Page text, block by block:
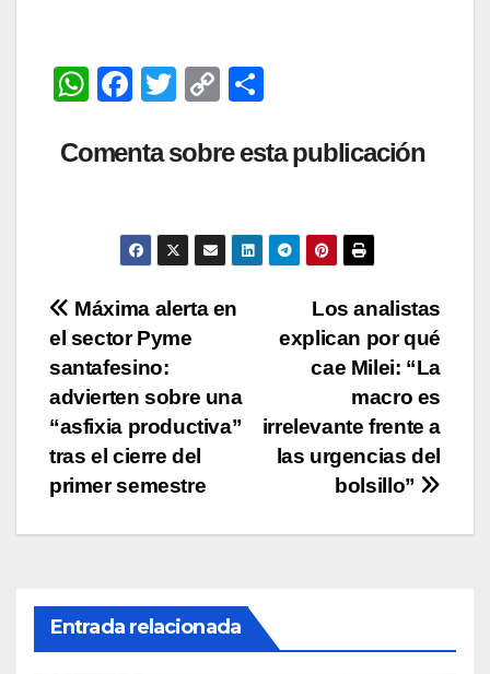
W
at
p
F
c
b
o
k
T
tt
C
p
Li
n
m
ar
tir
Comenta sobre esta publicación
Navegación
de
entradas
Los analistas
explican por qué
cae Milei: “La
macro es
irrelevante frente a
las urgencias del
bolsillo”
Máxima alerta en
el sector Pyme
santafesino:
advierten sobre una
“asfixia productiva”
tras el cierre del
primer semestre
Entrada relacionada